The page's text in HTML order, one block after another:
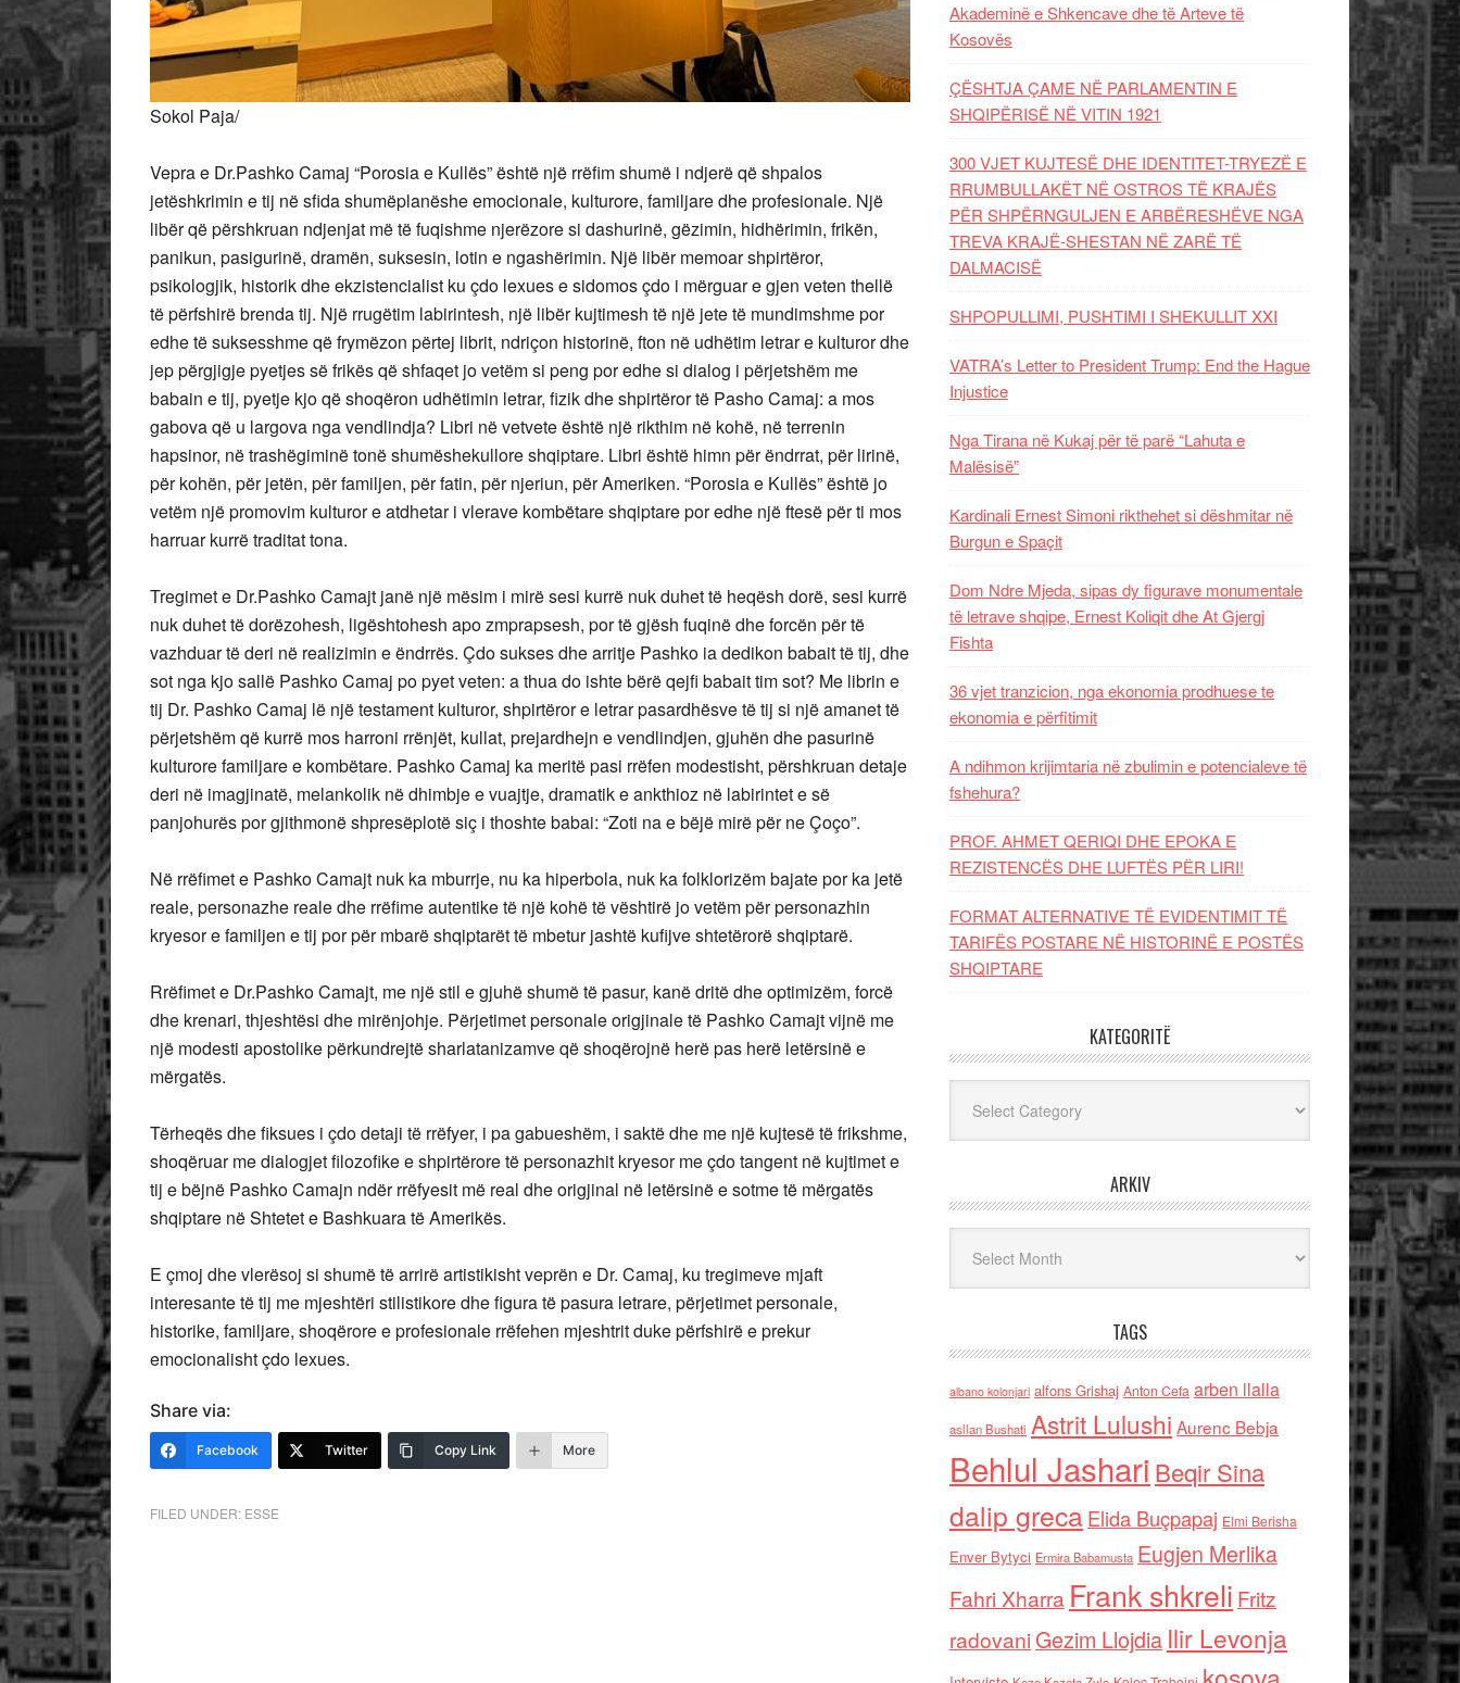
Sokol Paja/
Vepra e Dr.Pashko Camaj “Porosia e Kullës” është një rrëfim shumë i ndjerë që shpalos
jetëshkrimin e tij në sfida shumëplanëshe emocionale, kulturore, familjare dhe profesionale. Një
libër që përshkruan ndjenjat më të fuqishme njerëzore si dashurinë, gëzimin, hidhërimin, frikën,
panikun, pasigurinë, dramën, suksesin, lotin e ngashërimin. Një libër memoar shpirtëror,
psikologjik, historik dhe ekzistencialist ku çdo lexues e sidomos çdo i mërguare gjen veten thellë
të përfshirë brenda tij. Një rrugëtim labirintesh, një libër kujtimesh të një jete të mundimshme por
edhe të suksesshme që frymëzon përtej librit, ndriçon historinë, fton në udhëtim letrar e kulturor dhe
jep përgjigje pyetjes së frikës që shfaqet jo vetëm si peng por edhe si dialog i përjetshëm me
babain e tij, pyetje kjo që shoqëron udhëtimin letrar, fizik dhe shpirtëror të Pasho Camaj: a mos
gabova që u largova nga vendlindja? Libri në vetvete është një rikthim në kohë, në terrenin
hapsinor, në trashëgiminë tonë shumëshekullore shqiptare. Libri është himn për ëndrrat, për lirinë,
për kohën, për jetën, për familjen, për fatin, për njeriun, për Ameriken. “Porosia e Kullës” është jo
vetëm një promovim kulturor e atdhetar i vlerave kombëtare shqiptare por edhe një ftesë për ti mos
harruar kurrë traditat tona.
Tregimet e Dr.Pashko Camajt janë një mësim i mirë sesi kurrë nuk duhet të heqësh dorë, sesi kurrë
nuk duhet të dorëzohesh, ligështohesh apo zmprapsesh, por të gjësh fuqinë dhe forcën për të
vazhduar të deri në realizimin e ëndrrës. Çdo sukses dhe arritje Pashko ia dedikon babait të tij, dhe
sot nga kjo sallë Pashko Camaj po pyet veten: a thua do ishte bërë qejfi babait tim sot? Me librin e
tij Dr. Pashko Camaj lë një testament kulturor, shpirtëror e letrar pasardhësve të tij si një amanet të
përjetshëm që kurrë mos harroni rrënjët, kullat, prejardhejn e vendlindjen, gjuhën dhe pasurinë
kulturore familjare e kombëtare. Pashko Camaj ka meritë pasi rrëfen modestisht, përshkruan detaje
deri në imagjinatë, melankolik në dhimbje e vuajtje, dramatik e ankthioz në labirintet e së
panjohurës por gjithmonë shpresëplotë siç i thoshte babai: “Zoti na e bëjë mirë për ne Çoço”.
Në rrëfimet e Pashko Camajt nuk ka mburrje, nu ka hiperbola, nuk ka folklorizëm bajate por ka jetë
reale, personazhe reale dhe rrëfime autentike të një kohë të vështirë jo vetëm për personazhin
kryesor e familjen e tij por për mbarë shqiptarët të mbetur jashtë kufijve shtetërorë shqiptarë.
Rrëfimet e Dr.Pashko Camajt, me një stil e gjuhë shumë të pasur, kanë dritë dhe optimizëm, forcë
dhe krenari, thjeshtësi dhe mirënjohje. Përjetimet personale origjinale të Pashko Camajt vijnë me
një modesti apostolike përkundrejtë sharlatanizamve që shoqërojnë herë pas herë letërsinë e
mërgatës.
Tërheqës dhe fiksues i çdo detaji të rrëfyer, i pa gabueshëm, i saktë dhe me një kujtesë të frikshme,
shoqëruar me dialogjet filozofike e shpirtërore të personazhit kryesor me çdo tangent në kujtimet e
tij e bëjnë Pashko Camajn ndër rrëfyesit më real dhe origjinal në letërsinë e sotme të mërgatës
shqiptare në Shtetet e Bashkuara të Amerikës.
E çmoj dhe vlerësoj si shumë të arrirë artistikisht veprën e Dr. Camaj, ku tregimeve mjaft
interesante të tij me mjeshtëri stilistikore dhe figura të pasura letrare, përjetimet personale,
historike, familjare, shoqërore e profesionale rrëfehen mjeshtrit duke përfshirë e prekur
emocionalisht çdo lexues.
Share via:
Facebook Twitter Copy Link More
FILED UNDER: ESSE
Akademinë e Shkencave dhe të Arteve të
Kosovës
ÇËSHTJA ÇAME NË PARLAMENTIN E
SHQIPËRISË NË VITIN 1921
300 VJET KUJTESË DHE IDENTITET-TRYEZË E
RRUMBULLAKËT NË OSTROS TË KRAJËS
PËR SHPËRNGULJEN E ARBËRESHËVE NGA
TREVA KRAJË-SHESTAN NË ZARË TË
DALMACISË
SHPOPULLIMI, PUSHTIMI I SHEKULLIT XXI
VATRA’s Letter to President Trump: End the Hague
Injustice
Nga Tirana në Kukaj për të parë “Lahuta e
Malësisë”
Kardinali Ernest Simoni rikthehet si dëshmitar në
Burgun e Spaçit
Dom Ndre Mjeda, sipas dy figurave monumentale
të letrave shqipe, Ernest Koliqit dhe At Gjergj
Fishta
36 vjet tranzicion, nga ekonomia prodhuese te
ekonomia e përfitimit
A ndihmon krijimtaria në zbulimin e potencialeve të
fshehura?
PROF. AHMET QERIQI DHE EPOKA E
REZISTENCЁS DHE LUFTЁS PЁR LIRI!
FORMAT ALTERNATIVE TË EVIDENTIMIT TË
TARIFËS POSTARE NË HISTORINË E POSTËS
SHQIPTARE
KATEGORITË
ARKIV
TAGS
albano kolonjari alfons Grishaj Anton Cefa arben llalla
asllan Bushati Astrit Lulushi Aurenc Bebja
Behlul Jashari Beqir Sina
dalip grecaElida Buçpapaj Elmi Berisha
Enver Bytyci Ermira Babamusta Eugjen Merlika
Fahri Xharra Frank shkreli Fritz
radovaniGezim Llojdia Ilir Levonja